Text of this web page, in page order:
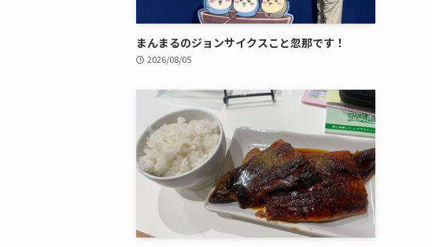
まんまるのジョンサイクスこと忽那です！
2026/08/05